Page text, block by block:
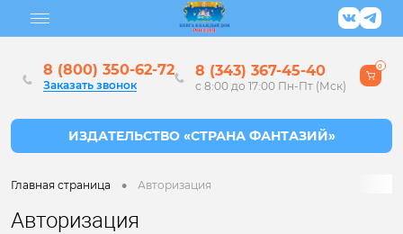
8 (800) 350-62-72
Заказать звонок
8 (343) 367-45-40
с 8:00 до 17:00 Пн-Пт (Мск)
0
Главная страница • Авторизация
Авторизация